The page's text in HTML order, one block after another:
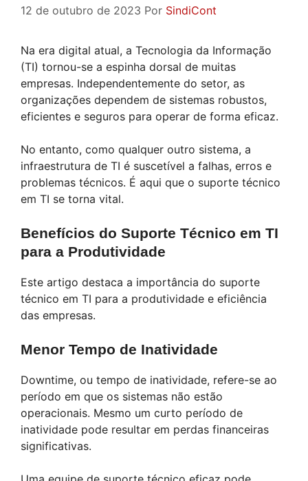
12 de outubro de 2023 Por SindiCont
Na era digital atual, a Tecnologia da Informação
(TI) tornou-se a espinha dorsal de muitas
empresas. Independentemente do setor, as
organizações dependem de sistemas robustos,
eficientes e seguros para operar de forma eficaz.
No entanto, como qualquer outro sistema, a
infraestrutura de TI é suscetível a falhas, erros e
problemas técnicos. É aqui que o suporte técnico
em TI se torna vital.
Benefícios do Suporte Técnico em TI
para a Produtividade
Este artigo destaca a importância do suporte
técnico em TI para a produtividade e eficiência
das empresas.
Menor Tempo de Inatividade
Downtime, ou tempo de inatividade, refere-se ao
período em que os sistemas não estão
operacionais. Mesmo um curto período de
inatividade pode resultar em perdas financeiras
significativas.